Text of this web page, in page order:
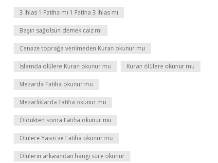
3 İhlas 1 Fatiha mı 1 Fatiha 3 İhlas mı
Başın sağolsun demek caiz mi
Cenaze toprağa verilmeden Kuran okunur mu
İslamda ölülere Kuran okunur mu Kuran ölülere okunur mu
Mezarda Fatiha okunur mu
Mezarlıklarda Fatiha okunur mu
Öldükten sonra Fatiha okunur mu
Ölülere Yasin ve Fatiha okunur mu
Ölülerin arkasından hangi sure okunur